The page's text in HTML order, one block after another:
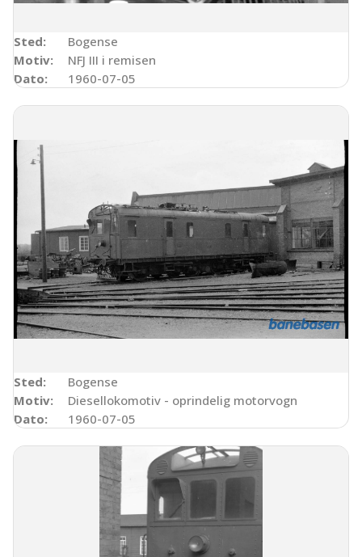
Sted:
Bogense
Motiv:
NFJ III i remisen
Dato:
1960-07-05
Sted:
Bogense
Motiv:
Diesellokomotiv - oprindelig motorvogn
Dato:
1960-07-05